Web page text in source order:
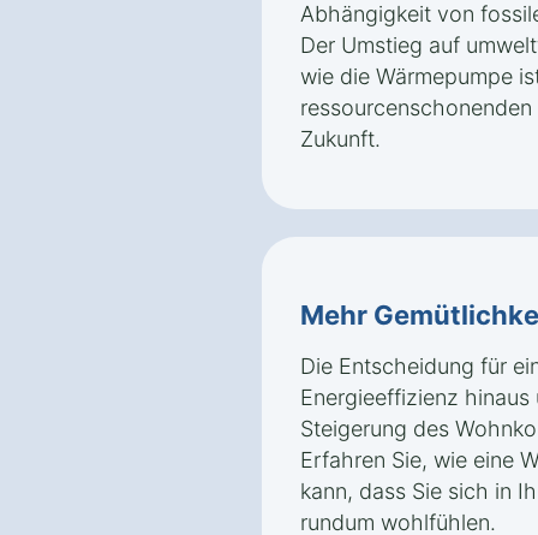
Abhängigkeit von
Der Umstieg auf
wie die Wärmepumpe
Zukunft.
Mehr
Die Entscheidung für
Energieeffizienz
Steigerung des
Erfahren Sie, wie eine
kann, dass Sie sich in
rundum wohlfühlen.